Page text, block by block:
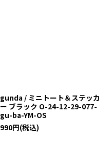
gunda / ミニトート＆ステッカ
ー ブラック O-24-12-29-077-
gu-ba-YM-OS
990円(税込)